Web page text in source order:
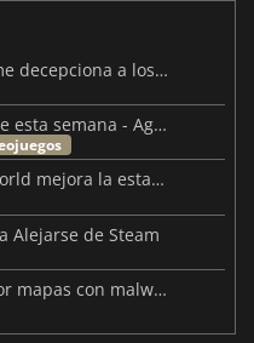
El precio filtrado de Steam Frame decepciona a los usuarios
Lanzamientos de videojuegos de esta semana - Agosto de 2026 (semana 32)
La última actualización de Palworld mejora la estabilidad
Alejarse de Steam
Meccha Chameleon afectado por mapas con malware y Discord